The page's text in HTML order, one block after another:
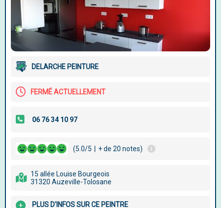
DELARCHE PEINTURE
FERMÉ ACTUELLEMENT
(5.0/5 + de 20 notes)
15 allée Louise Bourgeois
31320 Auzeville-Tolosane
PLUS D'INFOS SUR CE PEINTRE